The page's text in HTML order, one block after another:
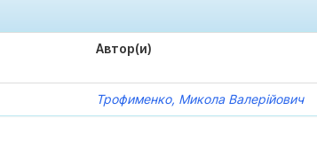
Автор(и)
Трофименко, Микола Валерійович